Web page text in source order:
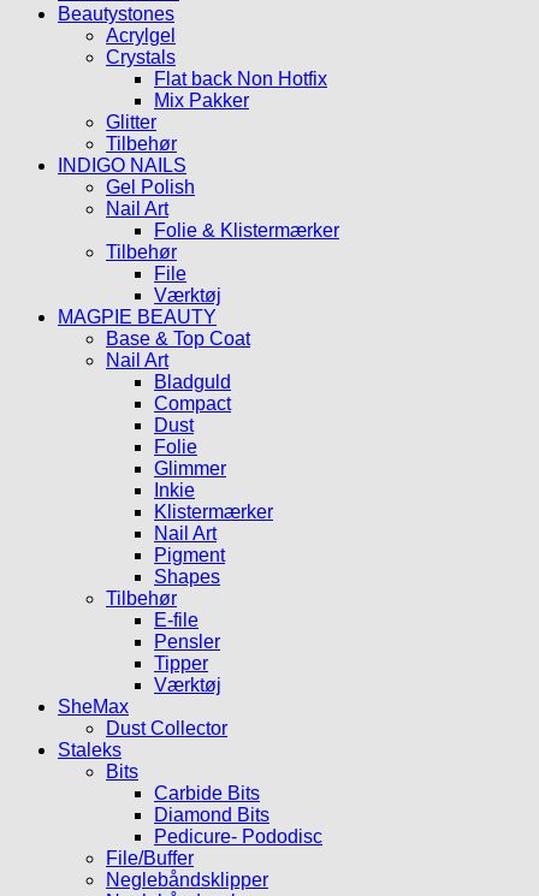
Beautystones
Acrylgel
Crystals
Flat back Non Hotfix
Mix Pakker
Glitter
Tilbehør
INDIGO NAILS
Gel Polish
Nail Art
Folie & Klistermærker
Tilbehør
File
Værktøj
MAGPIE BEAUTY
Base & Top Coat
Nail Art
Bladguld
Compact
Dust
Folie
Glimmer
Inkie
Klistermærker
Nail Art
Pigment
Shapes
Tilbehør
E-file
Pensler
Tipper
Værktøj
SheMax
Dust Collector
Staleks
Bits
Carbide Bits
Diamond Bits
Pedicure- Pododisc
File/Buffer
Neglebåndsklipper